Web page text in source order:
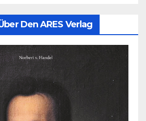
Den ARES Verlag